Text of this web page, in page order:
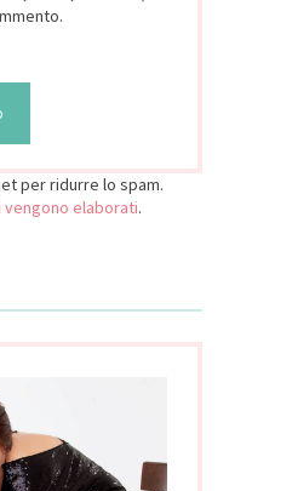
per ridurre lo spam.
elaborati.